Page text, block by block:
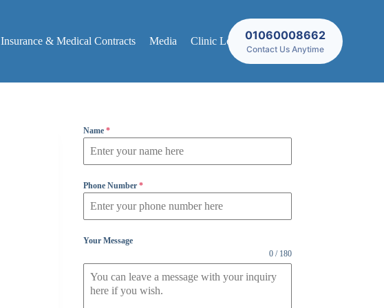
Insurance & Medical Contracts Media Clinic Locations01060008662
Contact Us Anytime
Name*
Phone Number*
Your Message
0 / 180